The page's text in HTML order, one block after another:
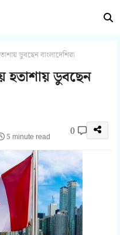
ডুবছেন বাংলাদেশিরা
হতাশায় ডুবছেন
5 minute read 0